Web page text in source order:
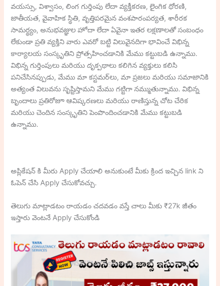
వయస్సు, విశ్వాసం, లింగ గుర్తింపు లేదా వ్యక్తీకరణ, లైంగిక ధోరణి,
జాతీయత, వైవాహిక స్థితి, వృత్తిపరమైన వంశపారంపర్యత, శారీరక
సామర్థ్యం, ​​అనుభవజ్ఞుల హోదా లేదా ఏవైనా ఇతర లక్షణాలతో సంబంధం
లేకుండా ప్రతి వ్యక్తిని వారు ఎవరో బట్టి విలువైనదిగా భావించే విభిన్న
కార్యాలయ సంస్కృతిని ప్రోత్సహించడానికి మేము కట్టుబడి ఉన్నాము.
విభిన్న గుర్తింపులు మరియు దృక్పథాలు కలిగిన వ్యక్తులు కలిసి
పనిచేసినప్పుడు, మేము మా కస్టమర్‌లు, మా ప్రజలు మరియు సమాజానికి
అత్యంత విలువను సృష్టిస్తామని మేము గట్టిగా నమ్ముతున్నాము. విభిన్న
బృందాలు ప్రతిరోజూ ఆవిష్కరణలు మరియు రాణిస్తున్న చోట చేరిక
మరియు చెందిన సంస్కృతిని పెంపొందించడానికి మేము కట్టుబడి
ఉన్నాము.
అప్లికేషన్ కి మీరు Apply చేయాలి అనుకుంటే మీకు క్రింద ఇచ్చిన link ని
ఓపెన్ చేసి Apply చేసుకోవచ్చు.
తెలుగు మాట్లాడటం రాయడం చదవడం వస్తే చాలు మీకు ₹27k జీతం
ఇస్తారు వెంటనే Apply చేసుకోండి